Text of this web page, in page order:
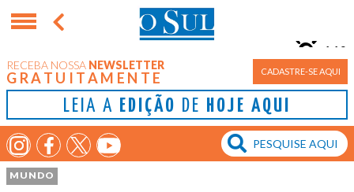
RECEBA NOSSA NEWSLETTER
GRATUITAMENTE CADASTRE-SE AQUI
LEIA A EDIÇÃO DE HOJE AQUI
Porto Alegre
11°
MUNDO